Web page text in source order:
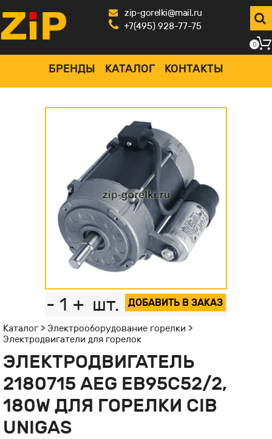
zip-gorelki@mail.ru
+7(495) 928-77-75
БРЕНДЫ КАТАЛОГ КОНТАКТЫ
0
- 1 + шт. ДОБАВИТЬ В ЗАКАЗ
Каталог> Электрооборудование горелки >
Электродвигатели для горелок
ЭЛЕКТРОДВИГАТЕЛЬ
2180715 AEG EB95C52/2,
180W ДЛЯ ГОРЕЛКИ CIB
UNIGAS